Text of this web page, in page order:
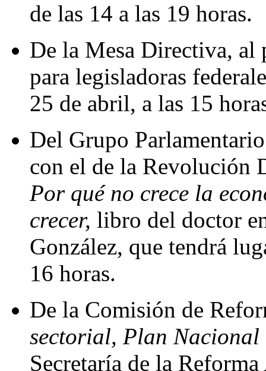
de las 14 a las 19 horas.
De la Mesa Directiva, al
para legisladoras
25 de abril, a las 15
Del Grupo
con el de la Revolución
Por qué no crece la
crecer, libro del doctor
González, que tendrá
16 horas.
De la Comisión de
sectorial, Plan
Secretaría de la